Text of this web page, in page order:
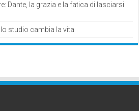
Dante, la grazia e la fatica di lasciarsi
studio cambia la vita